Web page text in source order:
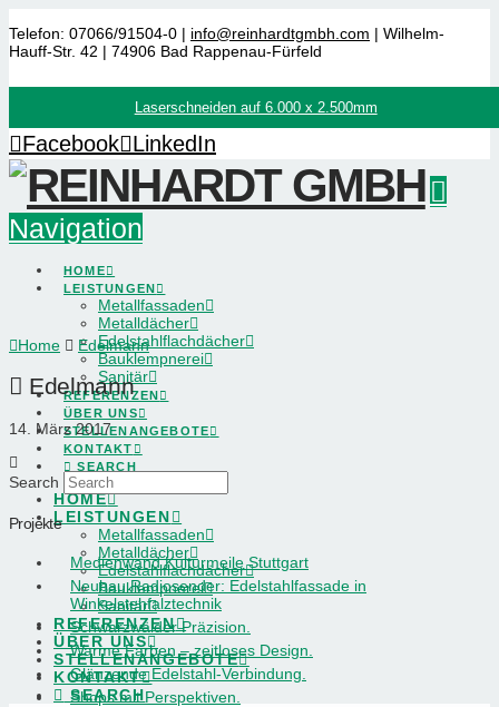
Telefon: 07066/91504-0 | info@reinhardtgmbh.com | Wilhelm-
Hauff-Str. 42 | 74906 Bad Rappenau-Fürfeld
Laserschneiden auf 6.000 x 2.500mm
Facebook LinkedIn
Navigation
HOME
LEISTUNGEN
Metallfassaden
Metalldächer
Edelstahlflachdächer
Bauklempnerei
Sanitär
REFERENZEN
ÜBER UNS
STELLENANGEBOTE
KONTAKT
SEARCH
HOME
LEISTUNGEN
Metallfassaden
Metalldächer
Edelstahlflachdächer
Bauklempnerei
Sanitär
REFERENZEN
ÜBER UNS
STELLENANGEBOTE
KONTAKT
SEARCH
Home Edelmann
Edelmann
14. März 2017
Search
Projekte
Medienwand Kulturmeile Stuttgart
Neubau Radiosender: Edelstahlfassade in
Winkelstehfalztechnik
Schwarzwälder Präzision.
Warme Farben – zeitloses Design.
Glänzende Edelstahl-Verbindung.
Shops mit Perspektiven.